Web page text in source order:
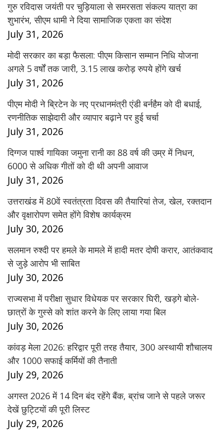
गुरु रविदास जयंती पर चुड़ियाला से समरसता संकल्प यात्रा का
शुभारंभ, सीएम धामी ने दिया सामाजिक एकता का संदेश
July 31, 2026
मोदी सरकार का बड़ा फैसला: पीएम किसान सम्मान निधि योजना
अगले 5 वर्षों तक जारी, 3.15 लाख करोड़ रुपये होंगे खर्च
July 31, 2026
पीएम मोदी ने ब्रिटेन के नए प्रधानमंत्री एंडी बर्नहैम को दी बधाई,
रणनीतिक साझेदारी और व्यापार बढ़ाने पर हुई चर्चा
July 31, 2026
दिग्गज पार्श्व गायिका जमुना रानी का 88 वर्ष की उम्र में निधन,
6000 से अधिक गीतों को दी थी अपनी आवाज
July 31, 2026
उत्तराखंड में 80वें स्वतंत्रता दिवस की तैयारियां तेज, खेल, रक्तदान
और वृक्षारोपण समेत होंगे विशेष कार्यक्रम
July 30, 2026
सलमान रुश्दी पर हमले के मामले में हादी मतर दोषी करार, आतंकवाद
से जुड़े आरोप भी साबित
July 30, 2026
राज्यसभा में परीक्षा सुधार विधेयक पर सरकार घिरी, खड़गे बोले-
छात्रों के गुस्से को शांत करने के लिए लाया गया बिल
July 30, 2026
कांवड़ मेला 2026: हरिद्वार पूरी तरह तैयार, 300 अस्थायी शौचालय
और 1000 सफाई कर्मियों की तैनाती
July 29, 2026
अगस्त 2026 में 14 दिन बंद रहेंगे बैंक, ब्रांच जाने से पहले जरूर
देखें छुट्टियों की पूरी लिस्ट
July 29, 2026